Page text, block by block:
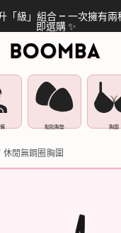
「級」組合 — 一次擁有
即選購 ✨
黏貼胸墊 胸圍
閒無鋼圈胸圍